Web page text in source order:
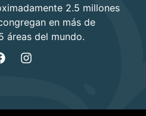
2.5 millones
en más de
áreas del mundo.